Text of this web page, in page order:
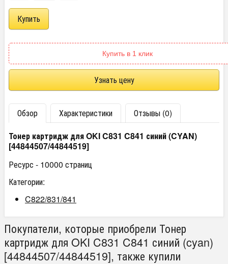
Купить в 1 клик
Узнать цену
Обзор Характеристики
Отзывы (0)
Тонер картридж для OKI C831 C841 синий (CYAN)
[44844507/44844519]
Ресурс - 10000 страниц
Категории:
C822/831/841
Покупатели, которые приобрели Тонер
картридж для OKI C831 C841 синий (cyan)
[44844507/44844519], также купили